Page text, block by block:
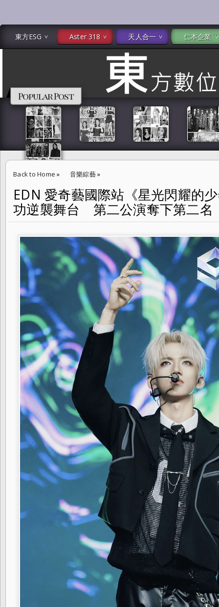
東方ESG Aster 318 天人合一 仁本企業
Popular Post
Back to Home » 音樂綜藝»
EDN 愛奇藝國際站《星光閃耀的少年》翟浚安失眠苦練成功逆襲舞台
EDN 愛奇藝國際站《星光閃耀的
功逆襲舞台 第二公演奪下第二名